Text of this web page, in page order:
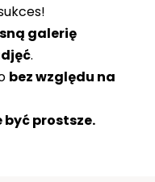
galerię
.
bez względu na
być prostsze.